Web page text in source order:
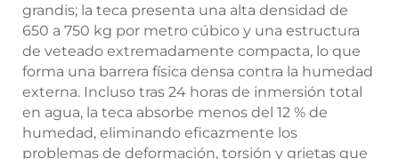
grandis; la teca presenta una alta densidad de
650 a 750 kg por metro cúbico y una estructura
de veteado extremadamente compacta, lo que
forma una barrera física densa contra la humedad
externa. Incluso tras 24 horas de inmersión total
en agua, la teca absorbe menos del 12 % de
humedad, eliminando eficazmente los
problemas de deformación, torsión y grietas que